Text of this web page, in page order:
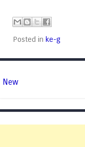
Posted in ke-g
New